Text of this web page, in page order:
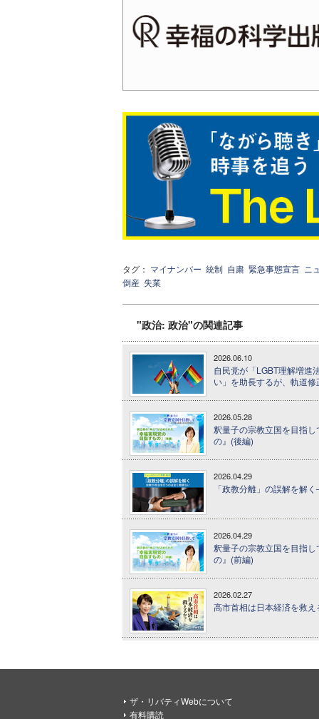
タグ： マイナンバー 統制 自粛 緊急事態宣言 ニ
倒産 失業
"政治: 政治"の関連記事
2026.06.10
自民党が「LGBT理解増進
い」を助長するが、軌道
2026.05.28
釈量子の宗教立国を目指
の』(後編)
2026.04.29
「政教分離」の誤解を解
2026.04.29
釈量子の宗教立国を目指
の』(前編)
2026.02.27
高市首相は日本経済を救
ザ・リバティWebについて
有料購読